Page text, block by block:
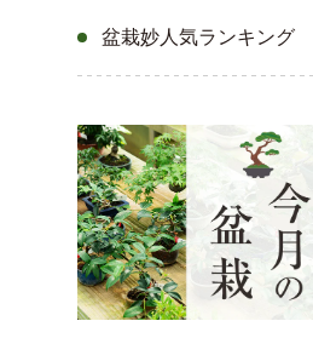
盆栽妙人気ランキング